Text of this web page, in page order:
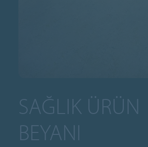
SAĞLIK ÜRÜN
BEYANI